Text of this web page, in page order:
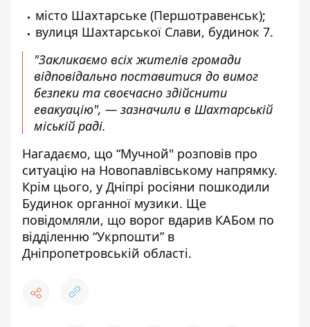
місто Шахтарське (Першотравенськ);
вулиця Шахтарської Слави, будинок 7.
"Закликаємо всіх жителів громади
відповідально поставитися до вимог
безпеки та своєчасно здійснити
евакуацію", — зазначили в Шахтарській
міській раді.
Нагадаємо, що “Мучной" розповів про
ситуацію на Новопавлівському напрямку.
Крім цього, у Дніпрі росіяни пошкодили
Будинок органної музики. Ще
повідомляли, що ворог вдарив КАБом по
відділенню “Укрпошти”в
Дніпропетровській області.